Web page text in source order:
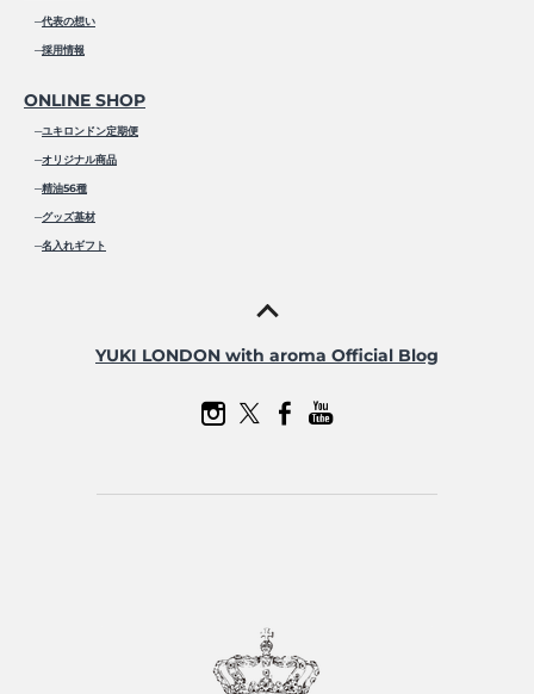
─代表の想い
─採用情報
ONLINE SHOP
─ユキロンドン定期便
─オリジナル商品
─精油56種
─グッズ基材
─名入れギフト
YUKI LONDON with aroma Official Blog